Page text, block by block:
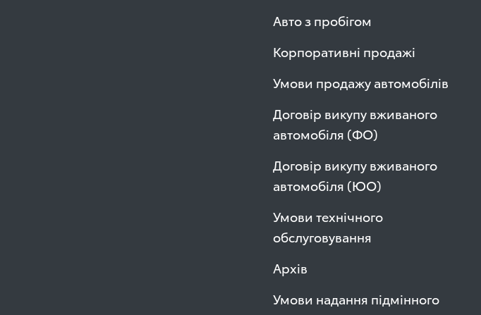
Авто з пробігом
Корпоративні продажі
Умови продажу автомобілів
Договір викупу вживаного
автомобіля (ФО)
Договір викупу вживаного
автомобіля (ЮО)
Умови технічного
обслуговування
Архів
Умови надання підмінного